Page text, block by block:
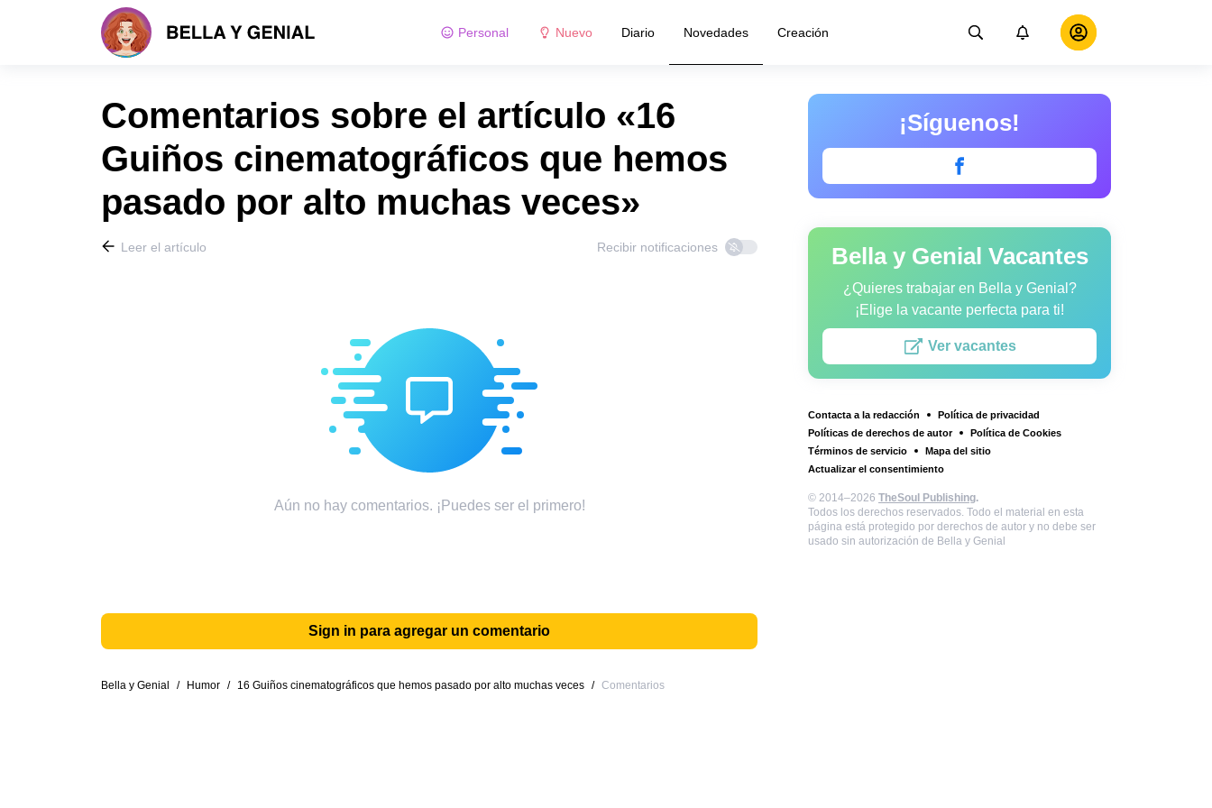
Personal Nuevo Diario Novedades Creación
¡Síguenos!
Bella y Genial Vacantes
¿Quieres trabajar en Bella y Genial?
¡Elige la vacante perfecta para ti!
Ver vacantes
Contacta a la redacción
Política de privacidad
Políticas de derechos de autor
Política de Cookies
Términos de servicio
Mapa del sitio
Actualizar el consentimiento
© 2014–2026 TheSoul Publishing.
Todos los derechos reservados. Todo el material en esta
página está protegido por derechos de autor y no debe ser
usado sin autorización de Bella y Genial
Comentarios sobre el artículo «16
Guiños cinematográficos que hemos
pasado por alto muchas veces»
Leer el artículo Recibir notificaciones
Aún no hay comentarios. ¡Puedes ser el primero!
Sign in para agregar un comentario
Bella y Genial / Humor / 16 Guiños cinematográficos que hemos pasado por alto muchas veces / Comentarios